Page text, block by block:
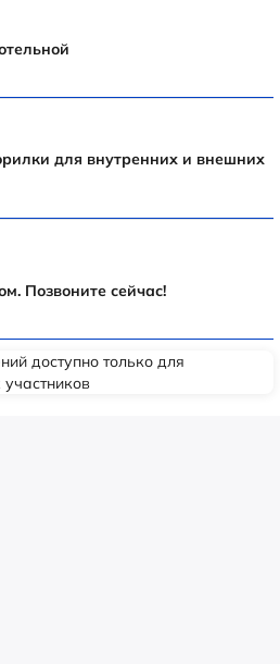
для внутренних и внешних
Позвоните сейчас!
доступно только для